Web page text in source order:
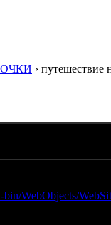
› путешествие
WebObjects/